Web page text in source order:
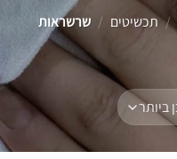
/ תכשיטים / שרשראות